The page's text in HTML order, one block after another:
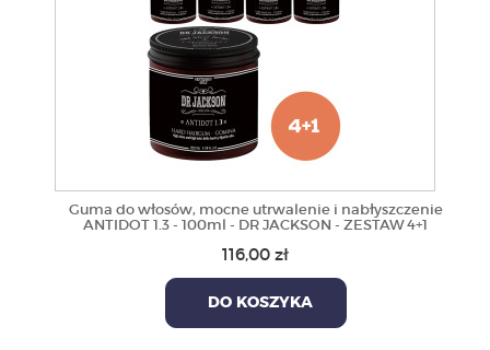
Guma do włosów, mocne utrwalenie i nabłyszczenie
ANTIDOT 1.3 - 100ml - DR JACKSON - ZESTAW 4+1
116,00 zł
DO KOSZYKA